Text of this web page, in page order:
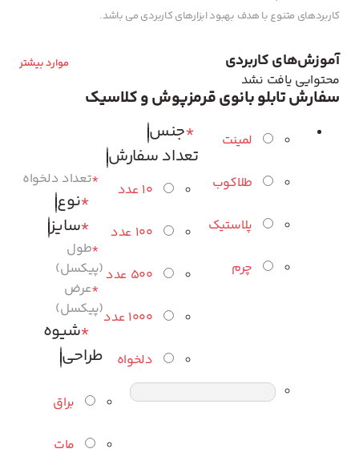
کاربردهای متنوع با هدف بهبود ابزارهای کاربردی می باشد.
آموزش‌های کاربردی موارد بیشتر
محتوایی یافت نشد
سفارش تابلو بانوی قرمزپوش و کلاسیک
*جنس لمینت
طلاکوب
پلاستیک
چرم
تعداد سفارش
10 عدد
100 عدد
500 عدد
1000 عدد
دلخواه
*تعداد دلخواه
*نوع
براق
مات
*سایز
*طول
(پیکسل)
*عرض
(پیکسل)
*شیوه
طراحی